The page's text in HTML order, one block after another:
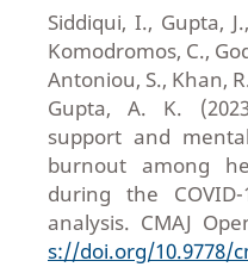
Siddiqui, I., Gupta,
Komodromos, C.,
Antoniou, S., Khan,
Gupta, A. K.
support and
burnout among
during the
analysis. CMAJ
s://doi.org/10.9778/